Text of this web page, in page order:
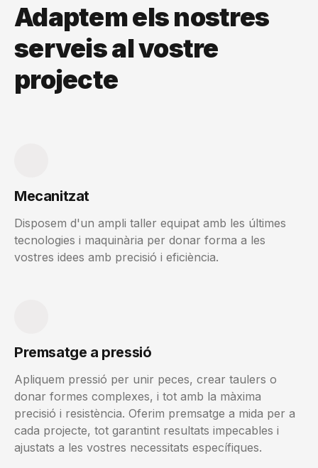
Adaptem els nostres
serveis al vostre
projecte
Mecanitzat
Disposem d'un ampli taller equipat amb les últimes
tecnologies i maquinària per donar forma a les
vostres idees amb precisió i eficiència.
Premsatge a pressió
Apliquem pressió per unir peces, crear taulers o
donar formes complexes, i tot amb la màxima
precisió i resistència. Oferim premsatge a mida per a
cada projecte, tot garantint resultats impecables i
ajustats a les vostres necessitats específiques.